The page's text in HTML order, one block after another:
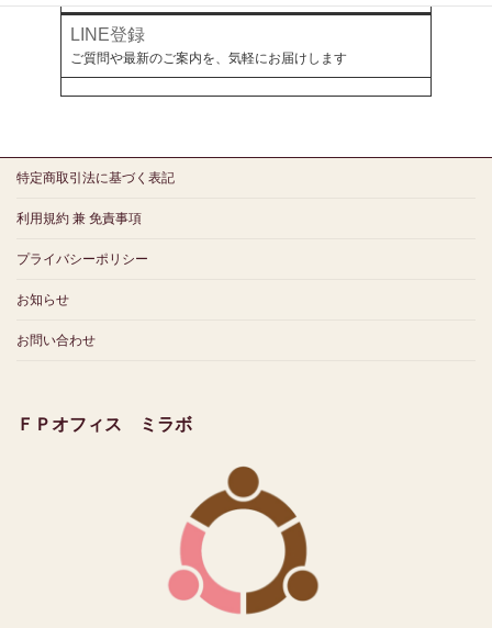
LINE登録
ご質問や最新のご案内を、気軽にお届けします
特定商取引法に基づく表記
利用規約 兼 免責事項
プライバシーポリシー
お知らせ
お問い合わせ
ＦＰオフィス ミラボ